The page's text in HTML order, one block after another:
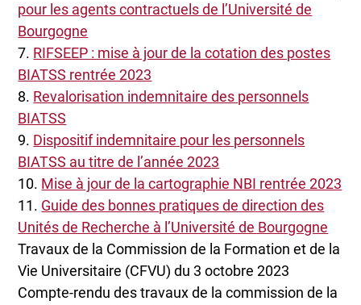
pour les agents contractuels de l’Université de
Bourgogne
7. RIFSEEP : mise à jour de la cotation des postes
BIATSS rentrée 2023
8. Revalorisation indemnitaire des personnels
BIATSS
9. Dispositif indemnitaire pour les personnels
BIATSS au titre de l’année 2023
10. Mise à jour de la cartographie NBI rentrée 2023
11. Guide des bonnes pratiques de direction des
Unités de Recherche à l’Université de Bourgogne
Travaux de la Commission de la Formation et de la
Vie Universitaire (CFVU) du 3 octobre 2023
Compte-rendu des travaux de la commission de la